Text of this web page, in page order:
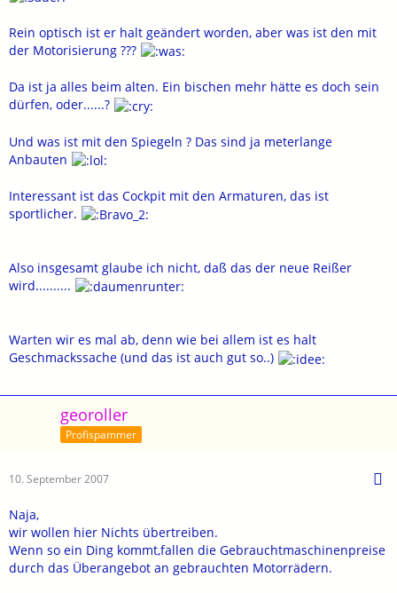
Rein optisch ist er halt geändert worden, aber was ist den mit
der Motorisierung ???
Da ist ja alles beim alten. Ein bischen mehr hätte es doch sein
dürfen, oder......?
Und was ist mit den Spiegeln ? Das sind ja meterlange
Anbauten
Interessant ist das Cockpit mit den Armaturen, das ist
sportlicher.
Also insgesamt glaube ich nicht, daß das der neue Reißer
wird..........
Warten wir es mal ab, denn wie bei allem ist es halt
Geschmackssache (und das ist auch gut so..)
georoller
Profispammer
10. September 2007
Naja,
wir wollen hier Nichts übertreiben.
Wenn so ein Ding kommt,fallen die Gebrauchtmaschinenpreise
durch das Überangebot an gebrauchten Motorrädern.